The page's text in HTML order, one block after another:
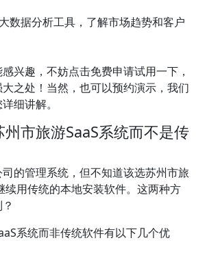
数据分析工具，了解市场趋势和客户
兴趣，不妨点击免费申请试用一下，
之处！当然，也可以预约演示，我们
细讲解。
市旅游SaaS系统而不是传
的管理系统，但不知道该选苏州市旅
续用传统的本地安装软件。这两种方
系统而非传统软件有以下几个优